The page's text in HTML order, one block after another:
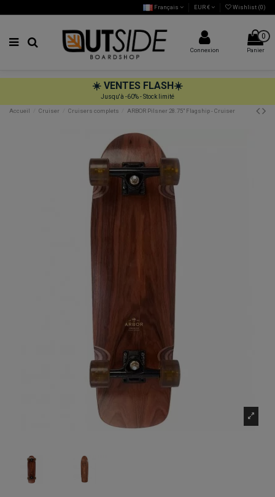
Français EUR € Wishlist (0)
Connexion
0
Panier
☀️ VENTES FLASH☀️
Jusqu'à -60% - Stock limité
Accueil Cruiser Cruisers complets ARBOR Pilsner 28.75" Flagship - Cruiser